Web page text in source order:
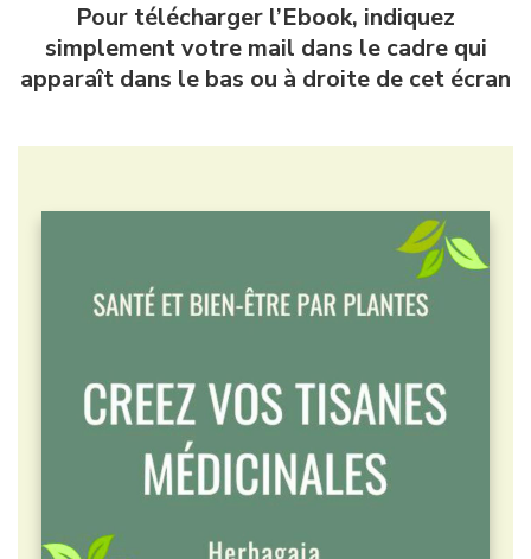
Pour télécharger l’Ebook, indiquez
simplement votre mail dans le cadre qui
apparaît dans le bas ou à droite de cet écran